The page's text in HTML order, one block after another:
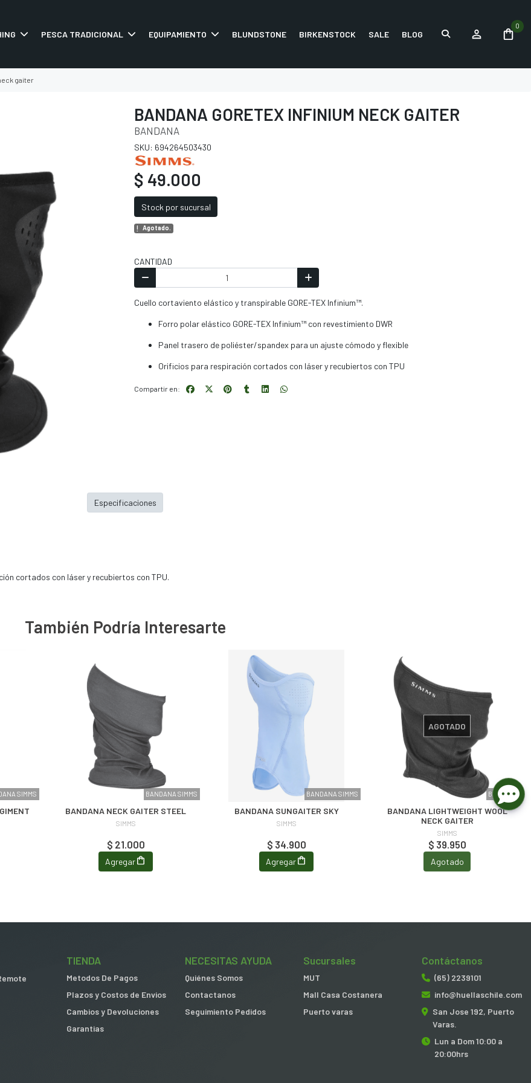
PESCA TRADICIONAL EQUIPAMIENTO BLUNDSTONE BIRKENSTOCK SALE BLOG
0
gaiter
BANDANA GORETEX INFINIUM NECK GAITER
BANDANA
SKU: 694264503430
$ 49.000
Stock por sucursal
Agotado.
CANTIDAD
Cuello cortaviento elástico y transpirable GORE-TEX Infinium™.
Forro polar elástico GORE-TEX Infinium™ con revestimiento DWR
Panel trasero de poliéster/spandex para un ajuste cómodo y flexible
Orificios para respiración cortados con láser y recubiertos con TPU
Compartir en:
cortados con láser y recubiertos con TPU.
Especificaciones
También Podría Interesarte
SIMMS BANDANA SIMMS
BANDANA NECK GAITER STEEL
SIMMS
$ 21.000
Agregar
BANDANA SIMMS
BANDANA SUNGAITER SKY
SIMMS
$ 34.900
Agregar
BANDANA
AGOTADO
BANDANA LIGHTWEIGHT WOOL
NECK GAITER
SIMMS
$ 39.950
Agotado
TIENDA
Metodos De Pagos
Plazos y Costos de Envios
Cambios y Devoluciones
Garantias
NECESITAS AYUDA
Quiénes Somos
Contactanos
Seguimiento Pedidos
Sucursales
MUT
Mall Casa Costanera
Puerto varas
Contáctanos
(65) 2239101
info@huellaschile.com
San Jose 192, Puerto
Varas.
Lun a Dom 10:00 a
20:00hrs